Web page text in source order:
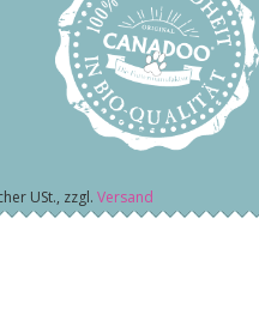
USt., zzgl. Versand